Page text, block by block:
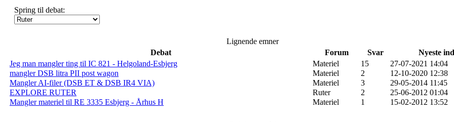
Spring til debat:
Lignende emner
Debat
Forum Svar
Nyeste
Jeg man mangler ting til IC 821 - Helgoland-Esbjerg
Materiel 15
27-07-2021 14:04
mangler DSB litra PII post wagon
Materiel 2
12-10-2020 12:38
Mangler AI-filer (DSB ET & DSB IR4 VIA)
Materiel 3
29-05-2014 11:45
EXPLORE RUTER
Ruter 2
25-06-2012 01:04
Mangler materiel til RE 3335 Esbjerg - Århus H
Materiel 1 15-02-2012 13:52